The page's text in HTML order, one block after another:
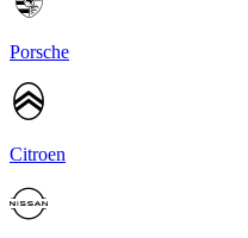
Porsche
Citroen